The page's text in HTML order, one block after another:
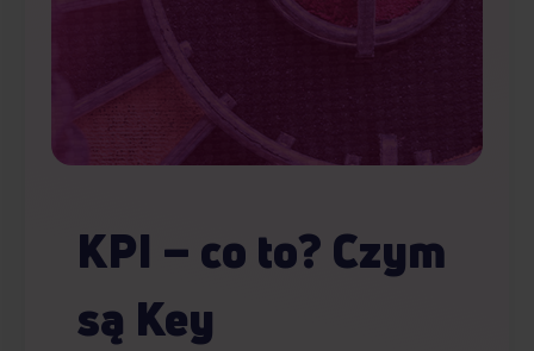
KPI – co to? Czym
są Key